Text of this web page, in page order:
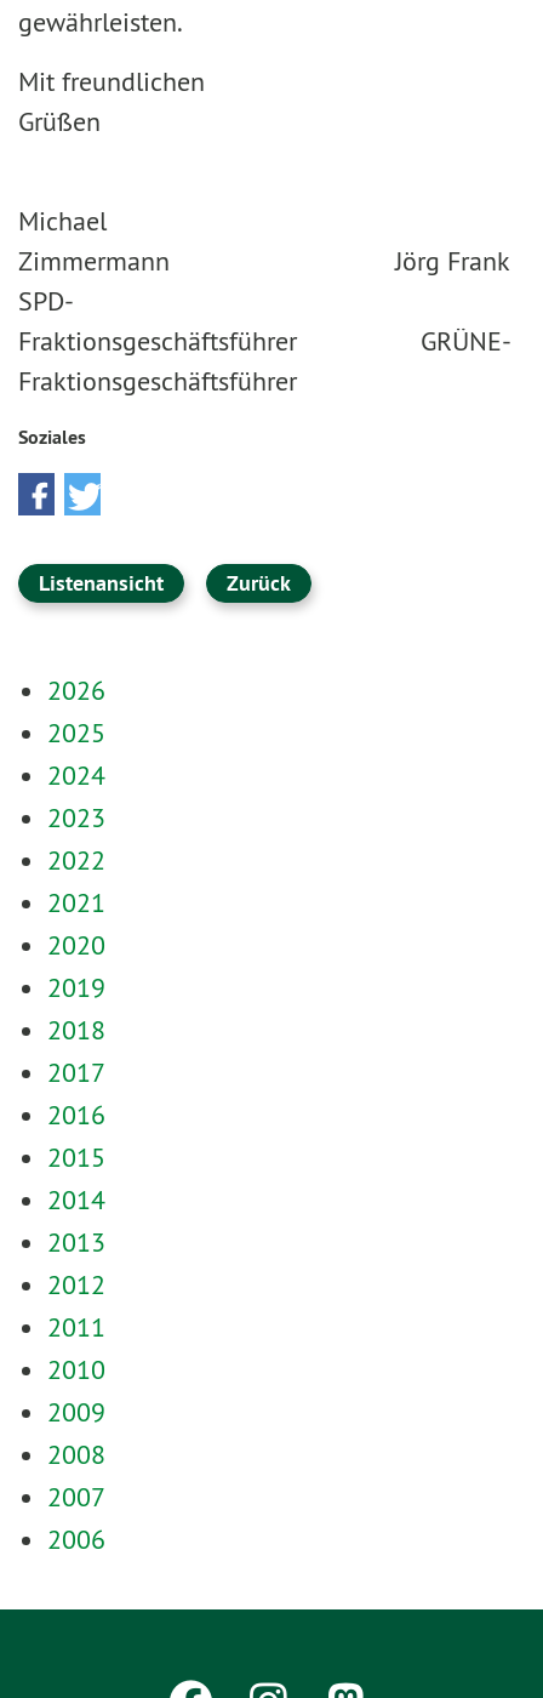
gewährleisten.
Mit freundlichen
Grüßen
Michael
Zimmermann Jörg Frank
SPD-
Fraktionsgeschäftsführer GRÜNE-
Fraktionsgeschäftsführer
Soziales
Listenansicht Zurück
2026
2025
2024
2023
2022
2021
2020
2019
2018
2017
2016
2015
2014
2013
2012
2011
2010
2009
2008
2007
2006